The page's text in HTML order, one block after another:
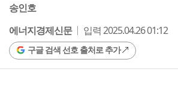
송인호
에너지경제신문
입력 2025.04.26 01:12
구글 검색 선호 출처로 추가